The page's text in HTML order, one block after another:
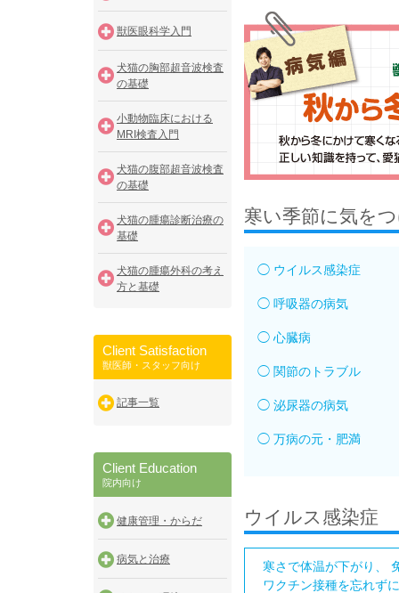
獣医眼科学入門
犬猫の胸部超音波検査
の基礎
小動物臨床における
MRI検査入門
犬猫の腹部超音波検査
の基礎
犬猫の腫瘍診断治療の
基礎
犬猫の腫瘍外科の考え
方と基礎
Client Satisfaction
獣医師・スタッフ向け
記事一覧
Client Education
院内向け
健康管理・からだ
病気と治療
寒い季節に気を
◯ ウイルス感染症
◯ 呼吸器の病気
◯ 心臓病
◯ 関節のトラブル
◯ 泌尿器の病気
◯ 万病の元・肥満
ウイルス感染症
寒さで体温が下がり、
ワクチン接種を忘れずに